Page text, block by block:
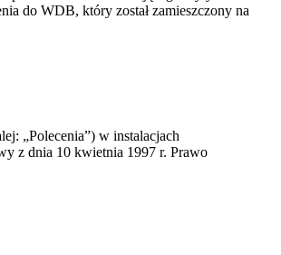
do WDB, który został zamieszczony na
„Polecenia”) w instalacjach
z dnia 10 kwietnia 1997 r. Prawo